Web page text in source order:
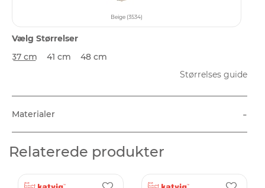
Beige (3534)
Vælg Størrelser
37 cm
41 cm
48 cm
Størrelses guide
Materialer -
Relaterede produkter